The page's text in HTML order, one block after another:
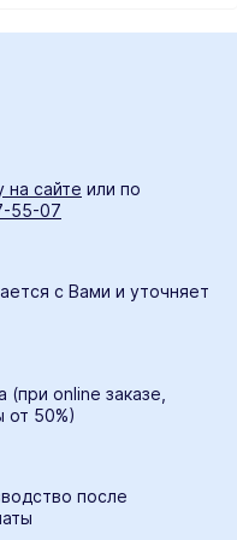
на сайте или по
55-07
с Вами и уточняет
online заказе,
от 50%)
после